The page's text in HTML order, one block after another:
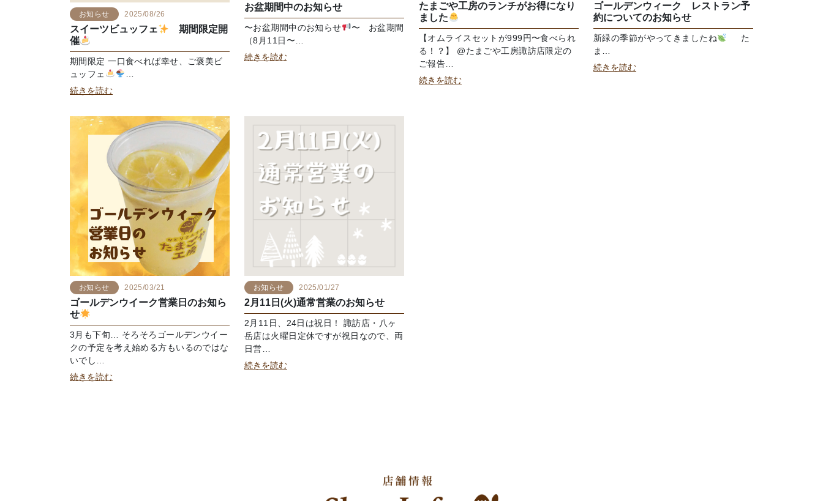
お知らせ 2025/08/26
スイーツビュッフェ
期間限定開
催
期間限定 一口食べれば幸せ、ご褒美ビ
ュッフェ
続きを読む
お盆期間中のお知らせ
〜お盆期間中のお知らせ
〜 お盆期間
（8月11日〜…
続きを読む
たまごや工房のランチがお得になり
ました
【オムライスセットが999円〜食べられ
る！？】 @たまごや工房諏訪店限定の
ご報告…
続きを読む
ゴールデンウィーク レストラン予
約についてのお知らせ
新緑の季節がやってきましたね
た
ま…
続きを読む
お知らせ 2025/03/21
ゴールデンウイーク営業日のお知ら
せ
3月も下旬… そろそろゴールデンウイー
クの予定を考え始める方もいるのではな
いでし…
続きを読む
お知らせ 2025/01/27
2月11日(火)通常営業のお知らせ
2月11日、24日は祝日！ 諏訪店・八ヶ
岳店は火曜日定休ですが祝日なので、両
日営…
続きを読む